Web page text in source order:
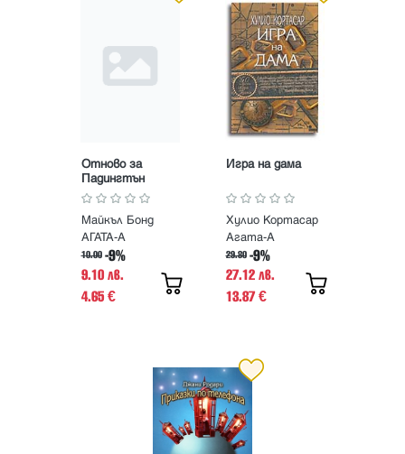
Отново за
Падингтън
Майкъл Бонд
АГАТА-А
10.00 -9%
9.10 лв.
4.65 €
Игра на дама
Хулио Кортасар
Агата-А
29.80 -9%
27.12 лв.
13.87€